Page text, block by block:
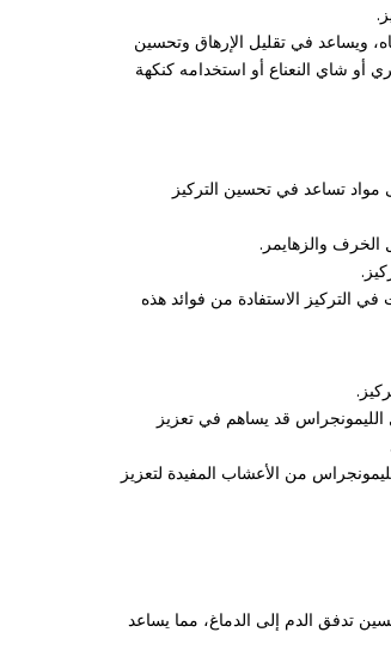
ويساعد في تقليل الإرهاق وتحسين
أو شاي النعناع أو استخدامه كنكهة
مواد تساعد في تحسين التركيز
الخرف والزهايمر.
التركيز الاستفادة من فوائد هذه
الليمونجراس قد يساهم في تعزيز
من الأعشاب المفيدة لتعزيز
تدفق الدم إلى الدماغ، مما يساعد